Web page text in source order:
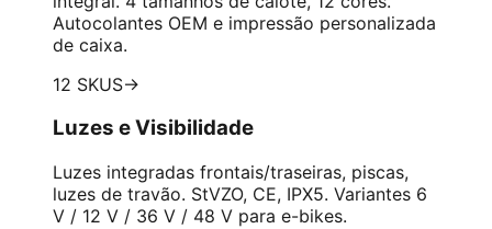
Autocolantes OEM e impressão personalizada
de caixa.
12 SKUS→
Luzes e Visibilidade
Luzes integradas frontais/traseiras, piscas,
luzes de travão. StVZO, CE, IPX5. Variantes 6
V / 12 V / 36 V / 48 V para e-bikes.